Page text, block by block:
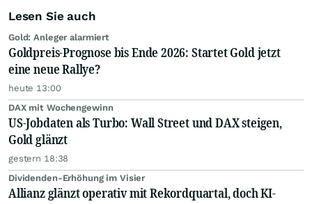
Lesen Sie auch
Gold: Anleger alarmiert
Goldpreis-Prognose bis Ende 2026: Startet Gold jetzt
eine neue Rallye?
heute 13:00
DAX mit Wochengewinn
US-Jobdaten als Turbo: Wall Street und DAX steigen,
Gold glänzt
gestern 18:38
Dividenden-Erhöhung im Visier
Allianz glänzt operativ mit Rekordquartal, doch KI-